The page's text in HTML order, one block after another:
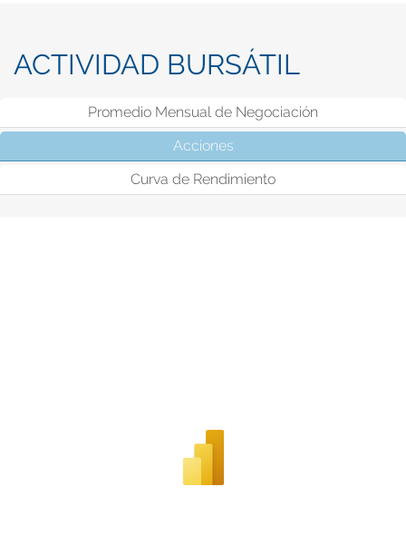
ACTIVIDAD BURSÁTIL
Promedio Mensual de Negociación
Acciones
Curva de Rendimiento